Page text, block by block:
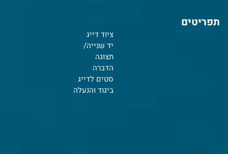
תפריטים
ציוד דייג
יד שנייה/
תצוגה
הדברה
סטים לדייג
ביגוד והנעלה